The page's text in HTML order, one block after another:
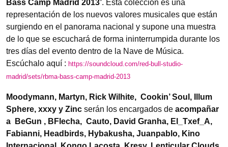
Bass Camp Madrid 2013’. Esta colección es una
representación de los nuevos valores musicales que están
surgiendo en el panorama nacional y supone una muestra
de lo que se escuchará de forma ininterrumpida durante los
tres días del evento dentro de la Nave de Música.
Escúchalo aquí : https://soundcloud.com/red-bull-studio-
madrid/sets/rbma-bass-camp-madrid-2013
Moodymann, Martyn, Rick Wilhite, Cookin’ Soul, Illum
Sphere, xxxy y Zinc serán los encargados de acompañar
a BeGun , BFlecha, Cauto, David Granha, El_Txef_A,
Fabianni, Headbirds, Hybakusha, Juanpablo, Kino